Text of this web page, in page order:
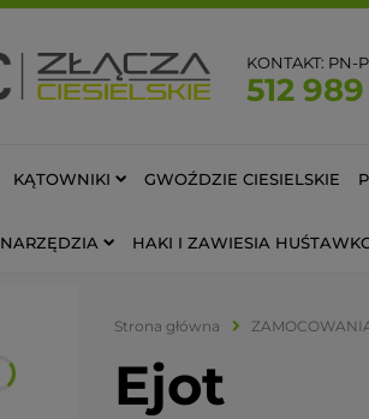
KONTAKT: PN-
512
KĄTOWNIKI GWOŹDZIE CIESIELSKIE
NARZĘDZIA HAKI I ZAWIESIA
Strona główna
Ejot